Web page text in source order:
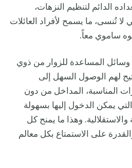
الدائم لتنظيم النزهات،
لا تُنسى، ما يسمح لأفراد العائلات
ساموي معاً.
وسائل المساعدة للزوار من ذوي
لهم الوصول السهل إلى
المناسبة، المداخل من دون
يمكن الدخول إليها بسهولة
وهذا ما يمنح كل
على الاستمتاع بكل معالم